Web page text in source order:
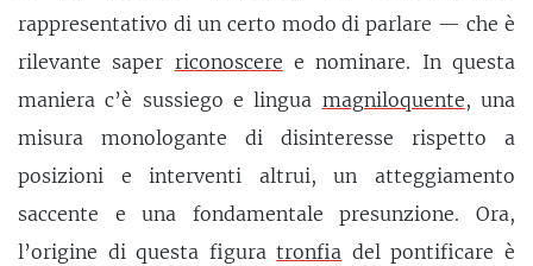
rappresentativo di un certo modo di parlare — che è
rilevante saper riconoscere e nominare. In questa
maniera c’è sussiego e lingua magniloquente, una
misura monologante di disinteresse rispetto a
posizioni e interventi altrui, un atteggiamento
saccente e una fondamentale presunzione. Ora,
l’origine di questa figuratronfia del pontificare è